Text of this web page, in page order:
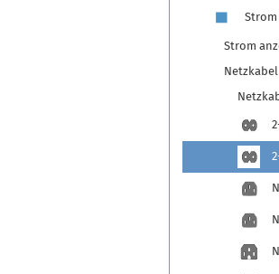
Strom
Strom